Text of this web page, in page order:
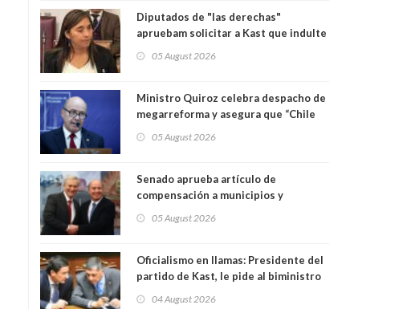
Diputados de "las derechas"
apruebam solicitar a Kast que indulte
condenado por dejar ciega a senadora
05 August 2026
Ministro Quiroz celebra despacho de
megarreforma y asegura que “Chile
05 August 2026
Senado aprueba artículo de
compensación a municipios y
Kast y Quiroz. Senador Pedro Araya
05 August 2026
Oficialismo en llamas: Presidente del
partido de Kast, le pide al biministro
04 August 2026